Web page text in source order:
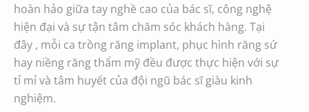
hoàn hảo giữa tay nghề cao của bác sĩ, công nghệ
hiện đại và sự tận tâm chăm sóc khách hàng. Tại
đây , mỗi ca trồng răng implant, phục hình răng sứ
hay niềng răng thẩm mỹ đều được thực hiện với sự
tỉ mỉ và tâm huyết của đội ngũ bác sĩ giàu kinh
nghiệm.